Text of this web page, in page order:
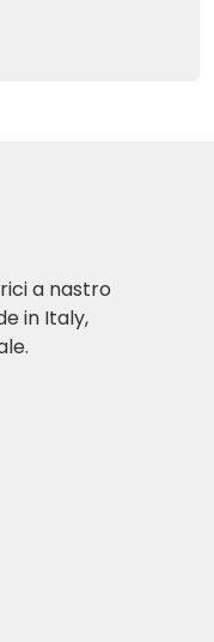
a nastro
in Italy,